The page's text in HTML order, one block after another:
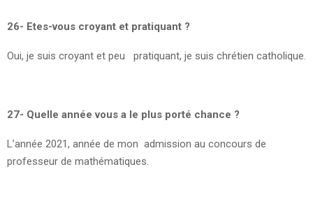
26- Etes-vous croyant et pratiquant ?
Oui, je suis croyant et peu pratiquant, je suis chrétien catholique.
27- Quelle année vous a le plus porté chance ?
L’année 2021, année de mon admission au concours de
professeur de mathématiques.